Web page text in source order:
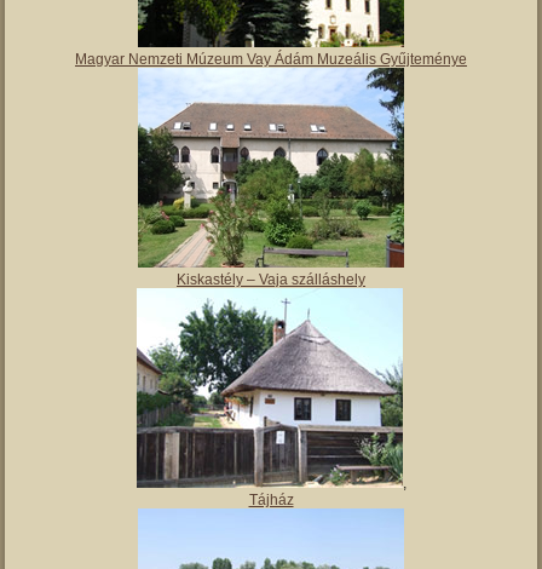
Magyar Nemzeti Múzeum Vay Ádám Muzeális Gyűjteménye
Kiskastély – Vaja szálláshely
,
Tájház